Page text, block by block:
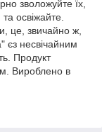
зволожуйте їх,
освіжайте.
це, звичайно ж,
єз несвічайним
Продукт
Вироблено в